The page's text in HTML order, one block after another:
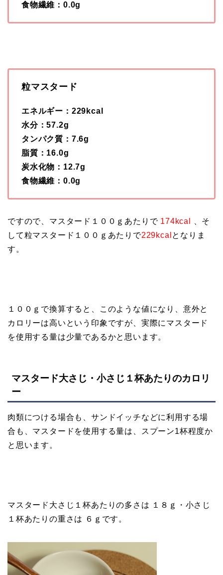
食物繊維：0.0g
粒マスタード
エネルギー：229kcal
水分：57.2g
タンパク質：7.6g
脂質：16.0g
炭水化物：12.7g
食物繊維：0.0g
ですので、マスタード１００ｇあたりで174kcal
、そ
して粒マスタード１００ｇあたりで229kcal となりま
す。
１００ｇで換算すると、このような値になり、意外と
カロリーは高いという印象ですが、実際にマスタード
を使用する量は少量であるかと思います。
マスタード大さじ・小さじ１杯あたりのカロリ
ー
肉類につける場合も、サンドイッチなどに利用する場
合も、マスタードを使用する量は、スプーン1杯程度か
と思います。
マスタード大さじ１杯あたりの多さは １８ｇ・小さじ
１杯あたりの重さは ６ｇです。